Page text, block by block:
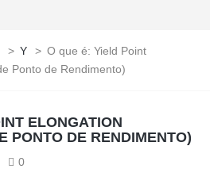
> Y > O que é: Yield Point
Ponto de Rendimento)
ELONGATION
PONTO DE RENDIMENTO)
0